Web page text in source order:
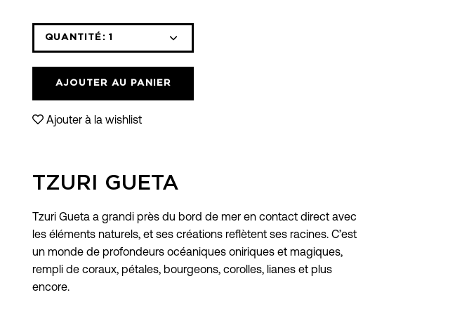
QUANTITÉ: 1
AJOUTER AU PANIER
Ajouter à la wishlist
TZURI GUETA
Tzuri Gueta a grandi près du bord de mer en contact direct avec
les éléments naturels, et ses créations reflètent ses racines. C’est
un monde de profondeurs océaniques oniriques et magiques,
rempli de coraux, pétales, bourgeons, corolles, lianes et plus
encore.